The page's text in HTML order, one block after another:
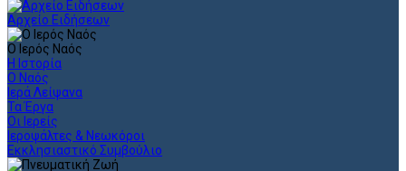
Αρχείο Ειδήσεων
Ο Ιερός Ναός
Η Ιστορία
Ο Ναός
Ιερά Λείψανα
Τα Έργα
Οι Ιερείς
Ιεροψάλτες & Νεωκόροι
Εκκλησιαστικό Συμβούλιο